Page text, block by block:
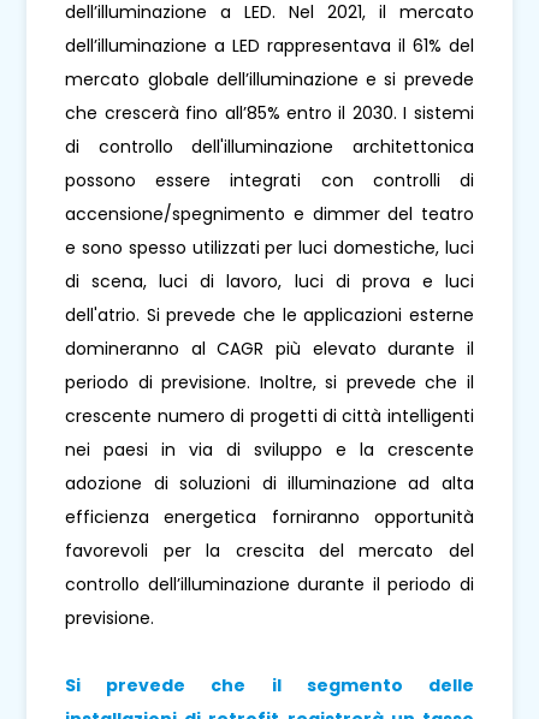
dell’illuminazione a LED. Nel 2021, il mercato
dell’illuminazione a LED rappresentava il 61% del
mercato globale dell’illuminazione e si prevede
che crescerà fino all’85% entro il 2030. I sistemi
di controllo dell'illuminazione architettonica
possono essere integrati con controlli di
accensione/spegnimento e dimmer del teatro
e sono spesso utilizzati per luci domestiche, luci
di scena, luci di lavoro, luci di prova e luci
dell'atrio. Si prevede che le applicazioni esterne
domineranno al CAGR più elevato durante il
periodo di previsione. Inoltre, si prevede che il
crescente numero di progetti di città intelligenti
nei paesi in via di sviluppo e la crescente
adozione di soluzioni di illuminazione ad alta
efficienza energetica forniranno opportunità
favorevoli per la crescita del mercato del
controllo dell’illuminazione durante il periodo di
previsione.
Si prevede che il segmento delle